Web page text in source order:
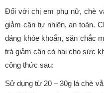
Đối với chị em phụ nữ, chè
giảm cân tự nhiên, an toàn.
dáng khỏe khoắn, săn chắc
trà giảm cân có hại cho sức
công thức sau:
Sử dụng từ 20 – 30g lá chè